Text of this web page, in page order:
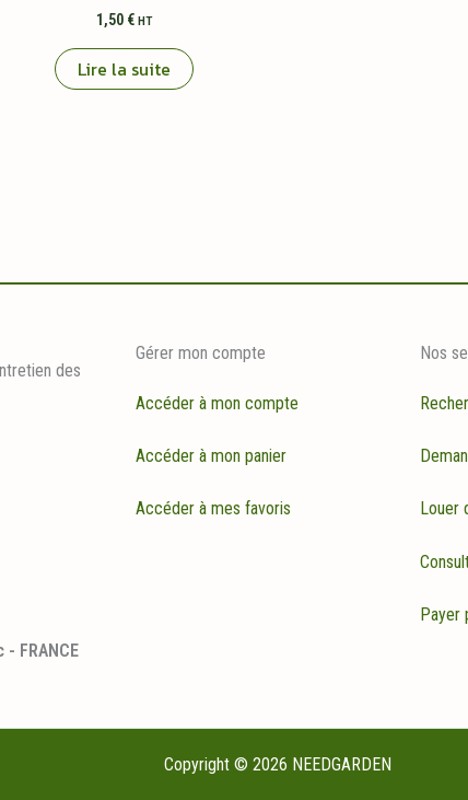
1,50 € HT
Lire la suite
des
FRANCE
Gérer mon compte
Accéder à mon compte
Accéder à mon panier
Accéder à mes favoris
Nos
Louer
Payer
Copyright © 2026 NEEDGARDEN